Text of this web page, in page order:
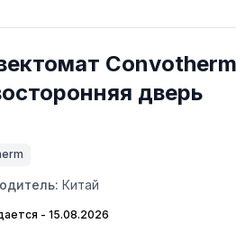
дверь
Китай
- 15.08.2026